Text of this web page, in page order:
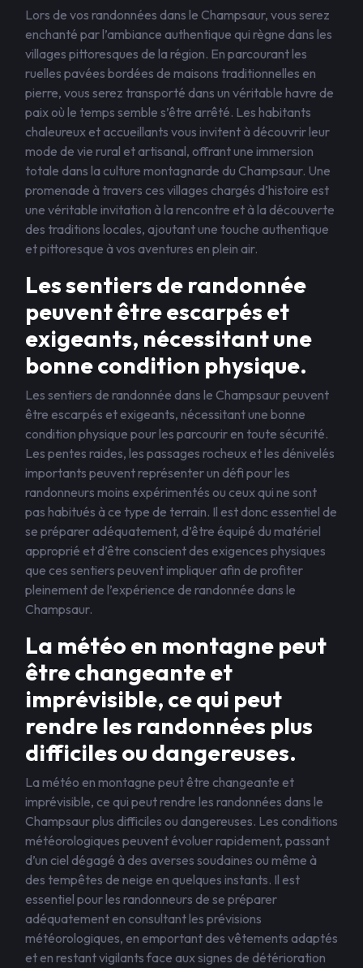
Lors de vos randonnées dans le Champsaur, vous serez
enchanté par l’ambiance authentique qui règne dans les
villages pittoresques de la région. En parcourant les
ruelles pavées bordées de maisons traditionnelles en
pierre, vous serez transporté dans un véritable havre de
paix où le temps semble s’être arrêté. Les habitants
chaleureux et accueillants vous invitent à découvrir leur
mode de vie rural et artisanal, offrant une immersion
totale dans la culture montagnarde du Champsaur. Une
promenade à travers ces villages chargés d’histoire est
une véritable invitation à la rencontre et à la découverte
des traditions locales, ajoutant une touche authentique
et pittoresque à vos aventures en plein air.
Les sentiers de randonnée
peuvent être escarpés et
exigeants, nécessitant une
bonne condition physique.
Les sentiers de randonnée dans le Champsaur peuvent
être escarpés et exigeants, nécessitant une bonne
condition physique pour les parcourir en toute sécurité.
Les pentes raides, les passages rocheux et les dénivelés
importants peuvent représenter un défi pour les
randonneurs moins expérimentés ou ceux qui ne sont
pas habitués à ce type de terrain. Il est donc essentiel de
se préparer adéquatement, d’être équipé du matériel
approprié et d’être conscient des exigences physiques
que ces sentiers peuvent impliquer afin de profiter
pleinement de l’expérience de randonnée dans le
Champsaur.
La météo en montagne peut
être changeante et
imprévisible, ce qui peut
rendre les randonnées plus
difficiles ou dangereuses.
La météo en montagne peut être changeante et
imprévisible, ce qui peut rendre les randonnées dans le
Champsaur plus difficiles ou dangereuses. Les conditions
météorologiques peuvent évoluer rapidement, passant
d’un ciel dégagé à des averses soudaines ou même à
des tempêtes de neige en quelques instants. Il est
essentiel pour les randonneurs de se préparer
adéquatement en consultant les prévisions
météorologiques, en emportant des vêtements adaptés
et en restant vigilants face aux signes de détérioration